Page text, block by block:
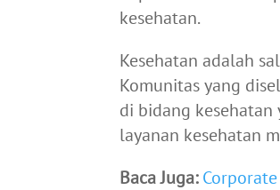
kesehatan.
Kesehatan adalah
Komunitas yang
di bidang
layanan kesehatan
Baca Juga: